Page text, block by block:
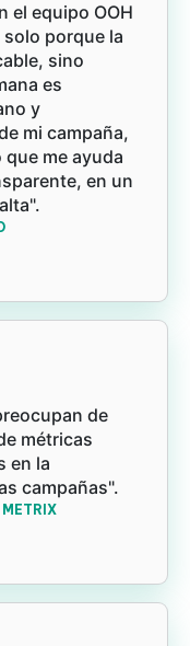
el equipo OOH
porque la
sino
es
y
mi campaña,
me ayuda
en un
de
métricas
en la
campañas".
METRIX